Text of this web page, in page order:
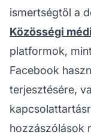
ismertségtől a
Közösségi
platformok,
Facebook
terjesztésére,
hozzászólások